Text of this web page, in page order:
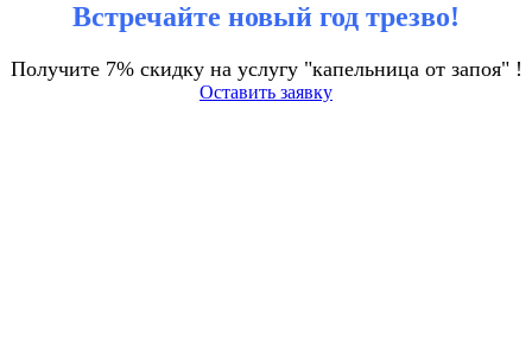
Встречайте новый год трезво!
Получите 7% скидку на услугу "капельница от запоя" !
Оставить заявку